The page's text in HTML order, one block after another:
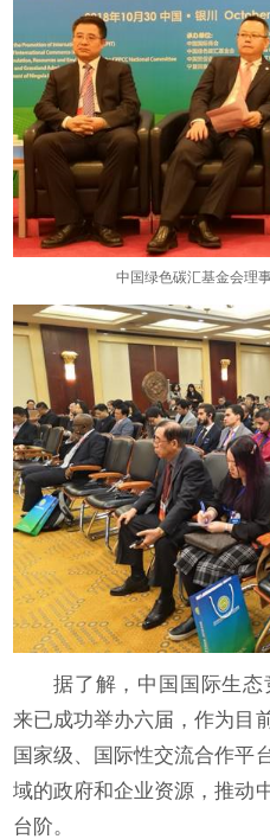
中国绿色碳汇基金会理
据了解，中国国际生态
来已成功举办六届，作为目
国家级、国际性交流合作平
域的政府和企业资源，推动
台阶。